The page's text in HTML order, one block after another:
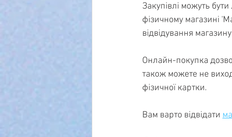
Закупівлі можуть
фізичному магазині
відвідування
Онлайн-покупка
також можете не
фізичної картки.
Вам варто відвідати